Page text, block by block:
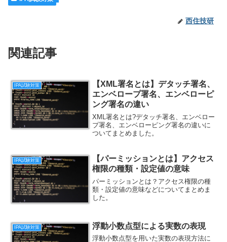
西住技研
関連記事
IPA試験対策
【XML署名とは】デタッチ署名、
エンベロープ署名、エンベローピ
ング署名の違い
XML署名とは?デタッチ署名、エンベロー
プ署名、エンベローピング署名の違いに
ついてまとめました。
IPA試験対策
【パーミッションとは】アクセス
権限の種類・設定値の意味
パーミッションとは？アクセス権限の種
類・設定値の意味などについてまとめま
した。
IPA試験対策 浮動小数点型による実数の表現
浮動小数点型を用いた実数の表現方法に